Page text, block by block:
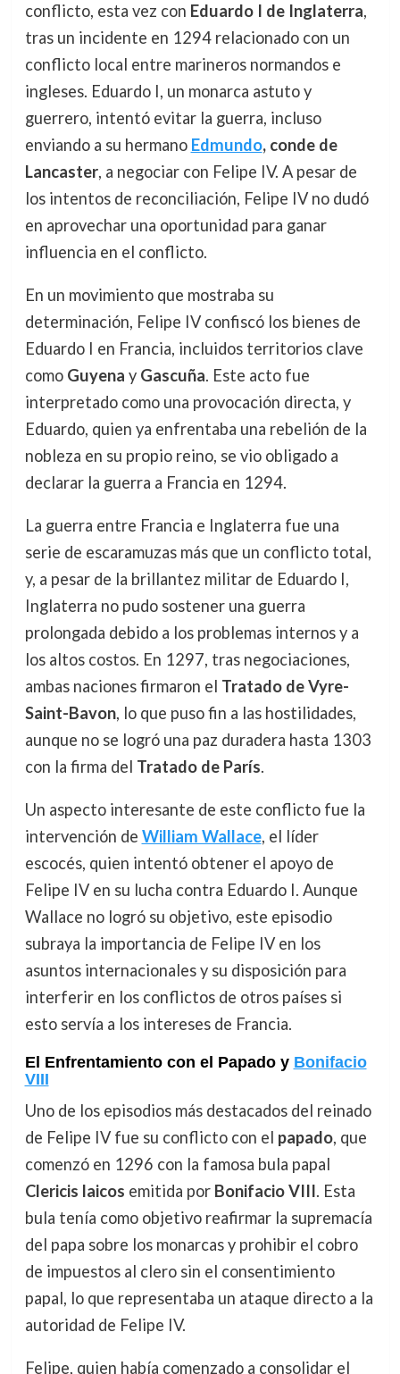
conflicto, esta vez con Eduardo I de Inglaterra,
tras un incidente en 1294 relacionado con un
conflicto local entre marineros normandos e
ingleses. Eduardo I, un monarca astuto y
guerrero, intentó evitar la guerra, incluso
enviando a su hermano Edmundo, conde de
Lancaster, a negociar con Felipe IV. A pesar de
los intentos de reconciliación, Felipe IV no dudó
en aprovechar una oportunidad para ganar
influencia en el conflicto.
En un movimiento que mostraba su
determinación, Felipe IV confiscó los bienes de
Eduardo I en Francia, incluidos territorios clave
como Guyena y Gascuña. Este acto fue
interpretado como una provocación directa, y
Eduardo, quien ya enfrentaba una rebelión de la
nobleza en su propio reino, se vio obligado a
declarar la guerra a Francia en 1294.
La guerra entre Francia e Inglaterra fue una
serie de escaramuzas más que un conflicto total,
y, a pesar de la brillantez militar de Eduardo I,
Inglaterra no pudo sostener una guerra
prolongada debido a los problemas internos y a
los altos costos. En 1297, tras negociaciones,
ambas naciones firmaron el Tratado de Vyre-
Saint-Bavon, lo que puso fin a las hostilidades,
aunque no se logró una paz duradera hasta 1303
con la firma del Tratado de París.
Un aspecto interesante de este conflicto fue la
intervención de William Wallace, el líder
escocés, quien intentó obtener el apoyo de
Felipe IV en su lucha contra Eduardo I. Aunque
Wallace no logró su objetivo, este episodio
subraya la importancia de Felipe IV en los
asuntos internacionales y su disposición para
interferir en los conflictos de otros países si
esto servía a los intereses de Francia.
El Enfrentamiento con el Papado y Bonifacio
VIII
Uno de los episodios más destacados del reinado
de Felipe IV fue su conflicto con el papado, que
comenzó en 1296 con la famosa bula papal
Clericis laicos emitida por Bonifacio VIII. Esta
bula tenía como objetivo reafirmar la supremacía
del papa sobre los monarcas y prohibir el cobro
de impuestos al clero sin el consentimiento
papal, lo que representaba un ataque directo a la
autoridad de Felipe IV.
Felipe, quien había comenzado a consolidar el